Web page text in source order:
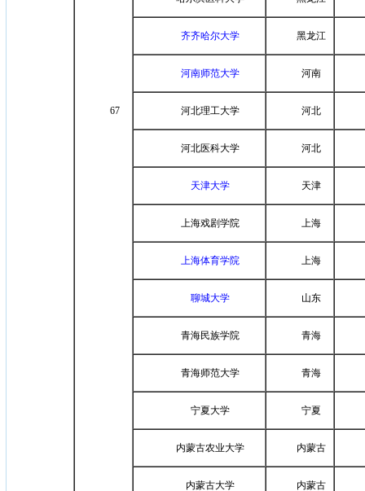
67
齐齐哈尔大学 黑龙江
河南师范大学 河南
河北理工大学 河北
河北医科大学 河北
天津大学 天津
上海戏剧学院 上海
上海体育学院 上海
聊城大学 山东
青海民族学院 青海
青海师范大学 青海
宁夏大学 宁夏
内蒙古农业大学 内蒙古
内蒙古大学 内蒙古